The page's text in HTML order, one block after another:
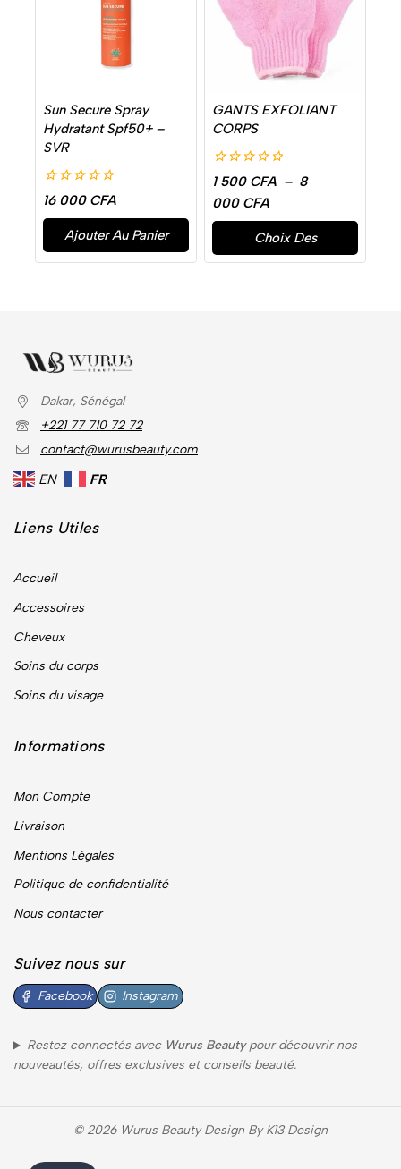
Sun Secure Spray
Hydratant Spf50+ –
SVR
0
de
5
16 000 CFA
Ajouter Au Panier
GANTS EXFOLIANT
CORPS
0
de
5
1 500 CFA – 8
000 CFA
Choix Des
Options
Dakar, Sénégal
+221 77 710 72 72
contact@wurusbeauty.com
EN FR
Liens Utiles
Accueil
Accessoires
Cheveux
Soins du corps
Soins du visage
Informations
Mon Compte
Livraison
Mentions Légales
Politique de confidentialité
Nous contacter
Suivez nous sur
Facebook Instagram
Restez connectés avec Wurus Beautypour découvrir nos
nouveautés, offres exclusives et conseils beauté.
© 2026 Wurus Beauty Design By K13 Design